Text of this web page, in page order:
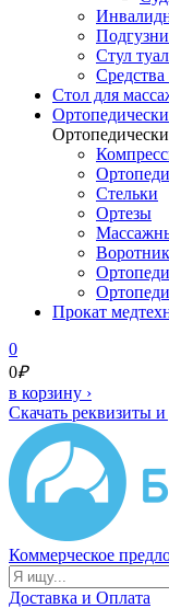
Стул
Cтол для
Стельки
Ортезы
Прокат
0
0₽
в корзину ›
Скачать реквизиты
Коммерческое
Доставка и Оплата